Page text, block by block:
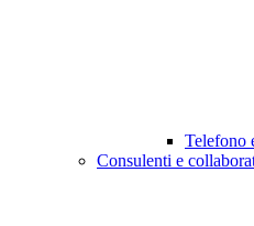
Telefono
Consulenti e